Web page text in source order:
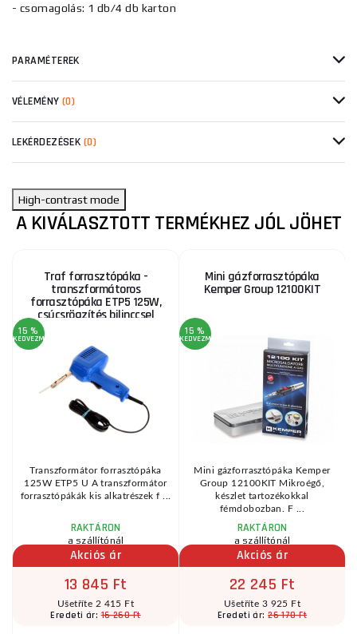
- csomagolás: 1 db/4 db karton
PARAMÉTEREK
VÉLEMÉNY (0)
LEKÉRDEZÉSEK (0)
High-contrast mode
A KIVÁLASZTOTT TERMÉKHEZ JÓL JÖHET
Traf forrasztópáka -
transzformátoros
forrasztópáka ETP5 125W,
csúcsrögzítés bilinccsel
15 %
KEDVEZMÉNY
Transzformátor forrasztópáka
125W ETP5 U A transzformátor
forrasztópákák kis alkatrészek f ...
RAKTÁRON
a szállítónál
Akciós ár
13 845 Ft
Ušetříte 2 415 Ft
Eredeti ár:16 260 Ft
Mini gázforrasztópáka
Kemper Group 12100KIT
15 %
KEDVEZMÉNY
Mini gázforrasztópáka Kemper
Group 12100KIT Mikroégő,
készlet tartozékokkal
fémdobozban. F ...
RAKTÁRON
a szállítónál
Akciós ár
22 245 Ft
Ušetříte 3 925 Ft
Eredeti ár:26 170 Ft